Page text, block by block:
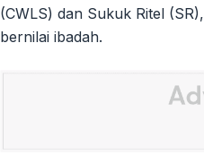
(CWLS) dan Sukuk Ritel
bernilai ibadah.